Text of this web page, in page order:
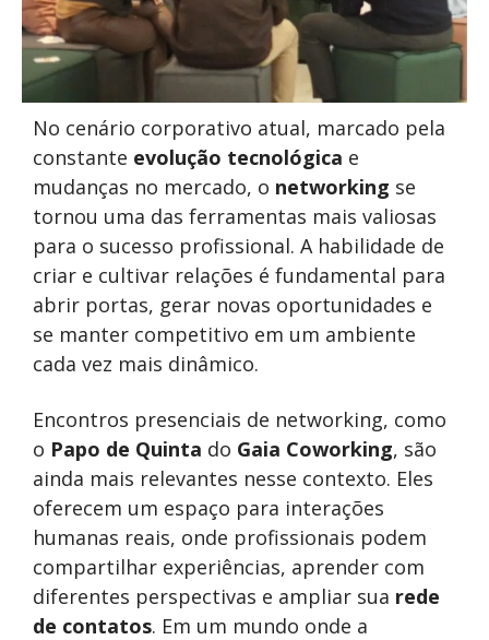
No cenário corporativo atual, marcado pela
constante evolução tecnológica e
mudanças no mercado, o networking se
tornou uma das ferramentas mais valiosas
para o sucesso profissional. A habilidade de
criar e cultivar relações é fundamental para
abrir portas, gerar novas oportunidades e
se manter competitivo em um ambiente
cada vez mais dinâmico.
Encontros presenciais de networking, como
o Papo de Quinta do Gaia Coworking, são
ainda mais relevantes nesse contexto. Eles
oferecem um espaço para interações
humanas reais, onde profissionais podem
compartilhar experiências, aprender com
diferentes perspectivas e ampliar sua rede
de contatos. Em um mundo onde a